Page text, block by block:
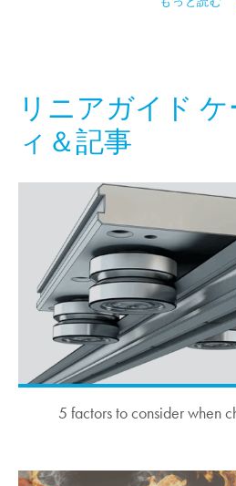
リニアガイド
ィ＆記事
5 factors to consider when